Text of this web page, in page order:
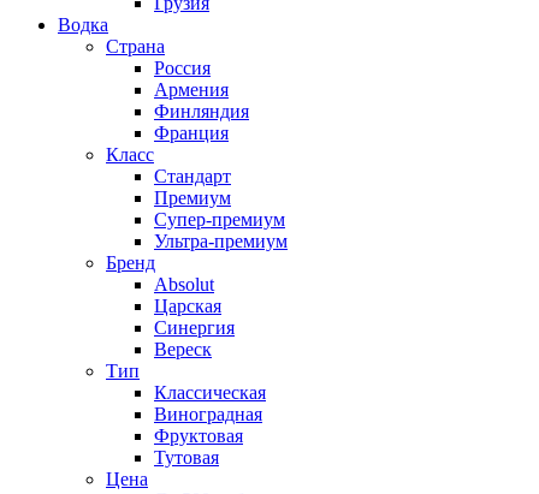
Водка
Страна
Россия
Армения
Финляндия
Франция
Класс
Стандарт
Премиум
Супер-премиум
Ультра-премиум
Бренд
Absolut
Царская
Синергия
Вереск
Тип
Классическая
Виноградная
Фруктовая
Тутовая
Цена